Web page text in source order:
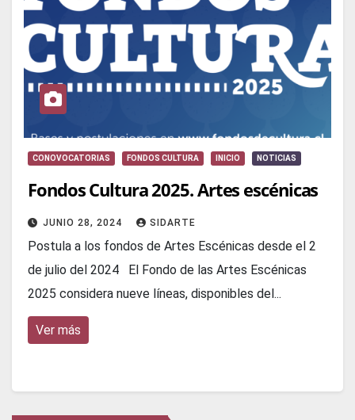
CONOVOCATORIAS FONDOS CULTURA INICIO NOTICIAS
Fondos Cultura 2025. Artes escénicas
JUNIO 28, 2024 SIDARTE
Postula a los fondos de Artes Escénicas desde el 2
de julio del 2024 El Fondo de las Artes Escénicas
2025 considera nueve líneas, disponibles del...
Ver más